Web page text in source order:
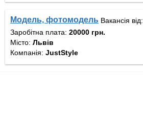
Модель, фотомодель Вакансія від:
Заробітна плата: 20000 грн.
Місто: Львів
Компанія: JustStyle